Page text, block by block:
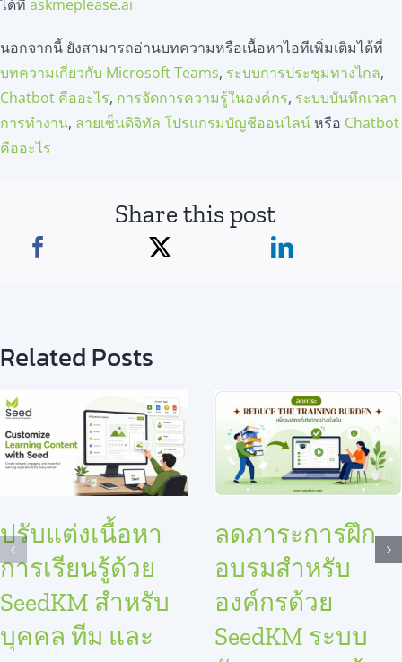
ได้ที่ askmeplease.ai
นอกจากนี้ ยังสามารถอ่านบทความหรือเนื้อหาไอทีเพิ่มเติมได้ที่
บทความเกี่ยวกับ Microsoft Teams, ระบบการประชุมทางไกล,
Chatbot คืออะไร, การจัดการความรู้ในองค์กร, ระบบบันทึกเวลา
การทำงาน, ลายเซ็นดิจิทัล โปรแกรมบัญชีออนไลน์ หรือ Chatbot
คืออะไร
Share this post
Related Posts
ปรับแต่งเนื้อหา
การเรียนรู้ด้วย
SeedKM สำหรับ
บุคคล ทีม และ
ลดภาระการฝึก
อบรมสำหรับ
องค์กรด้วย
SeedKM ระบบ